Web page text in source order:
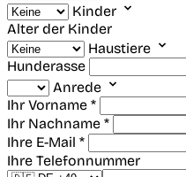
Kinder
Alter der Kinder
Haustiere
Hunderasse
Anrede
Ihr Vorname *
Ihr Nachname *
Ihre E-Mail *
Ihre Telefonnummer